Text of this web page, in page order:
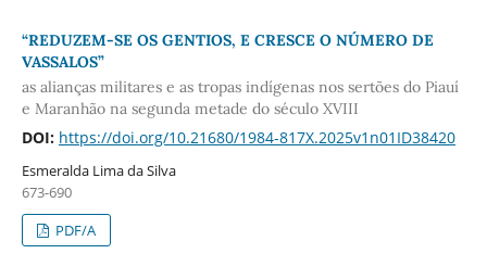
“REDUZEM-SE OS GENTIOS, E CRESCE O NÚMERO DE
VASSALOS”
as alianças militares e as tropas indígenas nos sertões do Piauí
e Maranhão na segunda metade do século XVIII
DOI: https://doi.org/10.21680/1984-817X.2025v1n01ID38420
Esmeralda Lima da Silva
673-690
PDF/A